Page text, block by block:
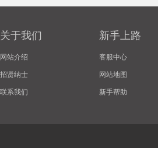
关于我们
网站介绍
招贤纳士
联系我们
新手上路
客服中心
网站地图
新手帮助